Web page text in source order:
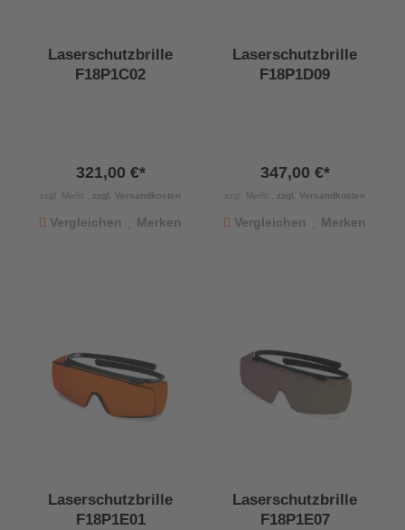
Laserschutzbrille
F18P1C02
321,00 €*
zzgl. MwSt., zzgl. Versandkosten
Vergleichen Merken
Laserschutzbrille
F18P1D09
347,00 €*
zzgl. MwSt., zzgl. Versandkosten
Vergleichen Merken
Laserschutzbrille
F18P1E01
Laserschutzbrille
F18P1E07